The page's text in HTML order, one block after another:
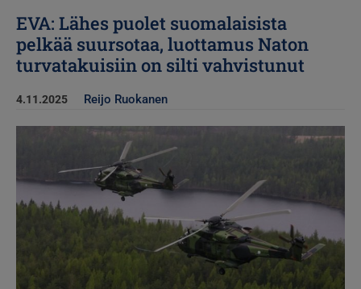
EVA: Lähes puolet suomalaisista
pelkää suursotaa, luottamus Naton
turvatakuisiin on silti vahvistunut
4.11.2025 Reijo Ruokanen